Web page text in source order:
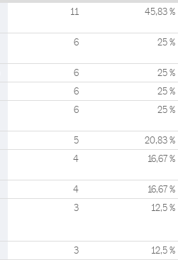
11 45,83 %
6 25 %
6 25 %
6 25 %
6 25 %
5 20,83 %
4 16,67 %
4 16,67 %
3 12,5 %
3 12,5 %